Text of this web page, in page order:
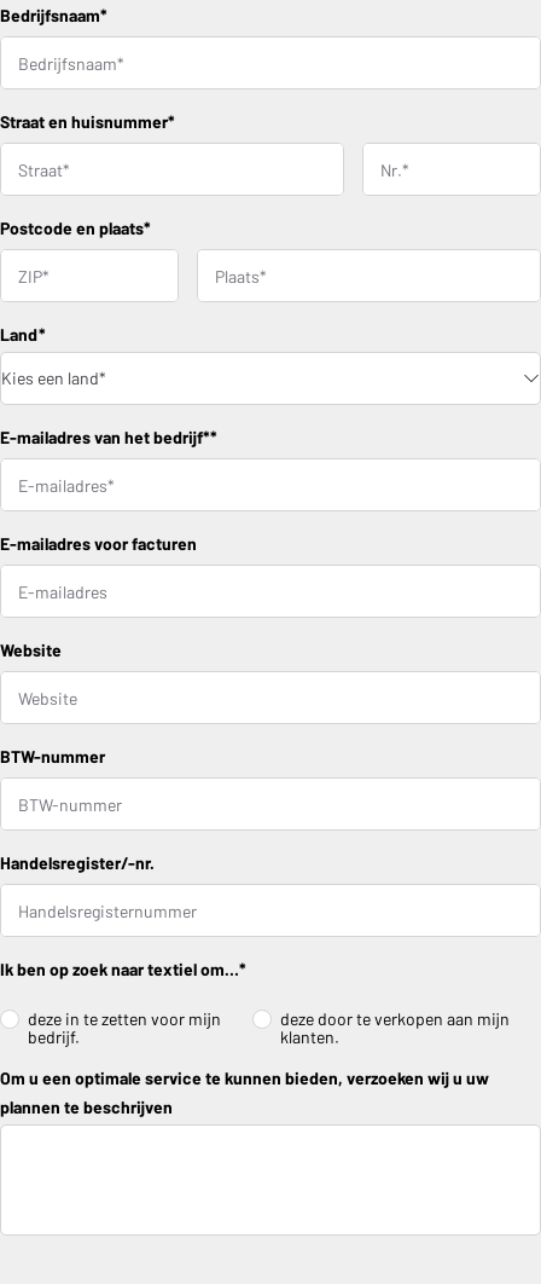
Bedrijfsnaam*
Straat en huisnummer*
Postcode en plaats*
E-mailadres van het bedrijf**
E-mailadres voor facturen
Website
BTW-nummer
Handelsregister/-nr.
Ik ben op zoek naar textiel om…*
deze in te zetten voor mijn
bedrijf.
deze door te verkopen aan mijn
klanten.